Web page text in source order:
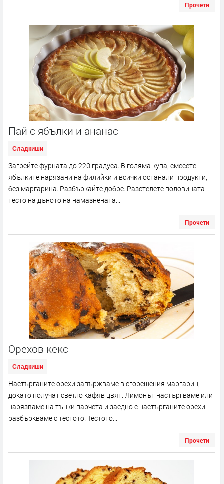
Прочети
Пай с ябълки и ананас
Сладкиши
Загрейте фурната до 220 градуса. В голяма купа, смесете
ябълките нарязани на филийки и всички останали продукти,
без маргарина. Разбъркайте добре. Разстелете половината
тесто на дъното на намазнената...
Прочети
Орехов кекс
Сладкиши
Настърганите орехи запържваме в сгорещения маргарин,
докато получат светло кафяв цвят. Лимонът настъргваме или
нарязваме на тънки парчета и заедно с настърганите орехи
разбъркваме с тестото. Тестото...
Прочети